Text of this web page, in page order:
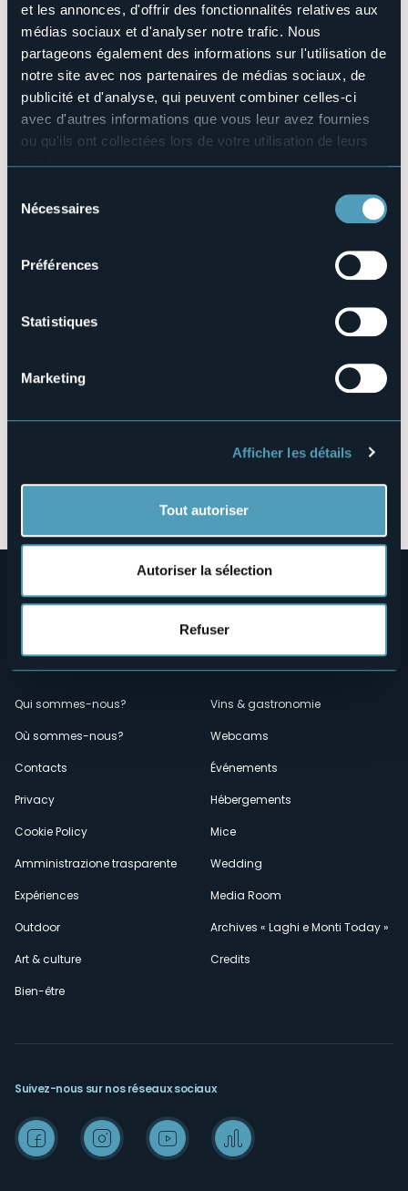
et les annonces, d'offrir des fonctionnalités relatives aux
médias sociaux et d'analyser notre trafic. Nous
partageons également des informations sur l'utilisation de
notre site avec nos partenaires de médias sociaux, de
publicité et d'analyse, qui peuvent combiner celles-ci
avec d'autres informations que vous leur avez fournies
ou qu'ils ont collectées lors de votre utilisation de leurs
services.
manière de les gérer et de les supprimer,
cliquez ici
Nécessaires
Préférences
Statistiques
Marketing
Afficher les détails
Tout autoriser
Autoriser la sélection
Refuser
E-mail
cabianchi@lagodorta.it
Site Internet
http://www.lagodorta.it
Téléphone
+39 328 9849133
Codice CIR
003112-APA-00001
Réserver
Menù
secondario
Qui sommes-nous?
Où sommes-nous?
Contacts
Privacy
Cookie Policy
Amministrazione trasparente
Expériences
Outdoor
Art & culture
Bien-être
Vins & gastronomie
Webcams
Événements
Hébergements
Mice
Wedding
Media Room
Archives « Laghi e Monti Today »
Credits
Suivez-nous sur nos réseaux sociaux